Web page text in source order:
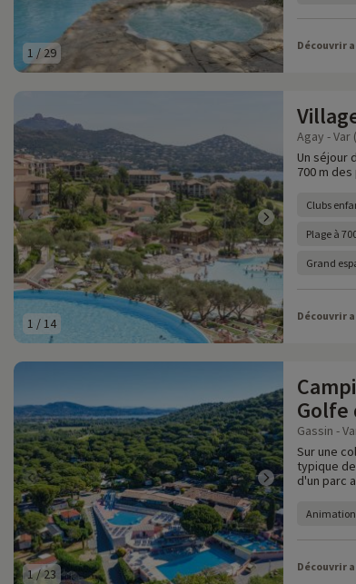
1 / 29 Découvrir
1 /14
Agay - Var
Un séjour
700 m
Clubs
Plage à
Grand
Découvrir
1/23
Golfe
Gassin -
Sur une
typique
d'un parc
Découvrir